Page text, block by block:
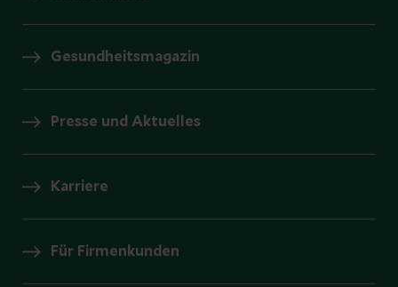
Gesundheitsmagazin
Presse und Aktuelles
Karriere
Für Firmenkunden